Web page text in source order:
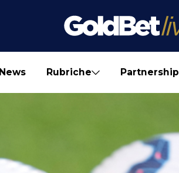
News Rubriche Partnership